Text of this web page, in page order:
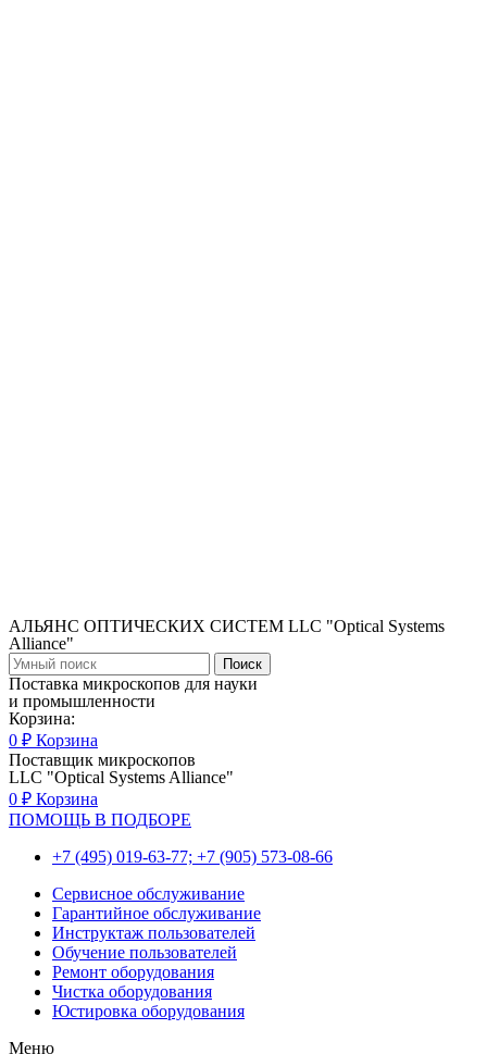
АЛЬЯНС ОПТИЧЕСКИХ СИСТЕМ LLC "Optical Systems
Alliance"
Поиск
Поставка микроскопов для науки
и промышленности
Корзина:
0 ₽ Корзина
Поставщик микроскопов
LLC "Optical Systems Alliance"
0 ₽ Корзина
ПОМОЩЬ В ПОДБОРЕ
+7 (495) 019-63-77; +7 (905) 573-08-66
Сервисное обслуживание
Гарантийное обслуживание
Инструктаж пользователей
Обучение пользователей
Ремонт оборудования
Чистка оборудования
Юстировка оборудования
Меню